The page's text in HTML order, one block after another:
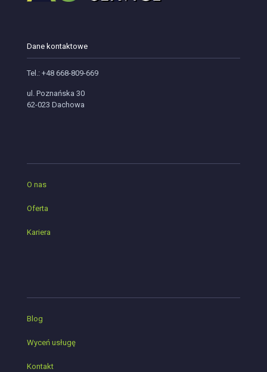
Dane kontaktowe
Tel.: +48 668-809-669
ul. Poznańska 30
62-023 Dachowa
O nas
Oferta
Kariera
Blog
Wyceń usługę
Kontakt